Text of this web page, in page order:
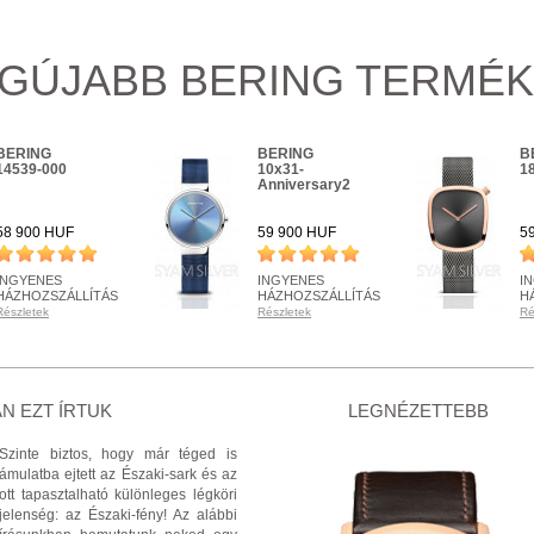
BERING
000
900 HUF
+ KOSÁRBA
BERING
10x31-
Anniversary2
59 900 HUF
INGYENES
HÁZHOZSZÁLLÍTÁS
Részletek
EZT ÍRTUK
Szinte biztos, hogy már téged is
ámulatba ejtett az Északi-sark és az
ott tapasztalható különleges légköri
jelenség: az Északi-fény! Az alábbi
LEGNÉZETTEBB